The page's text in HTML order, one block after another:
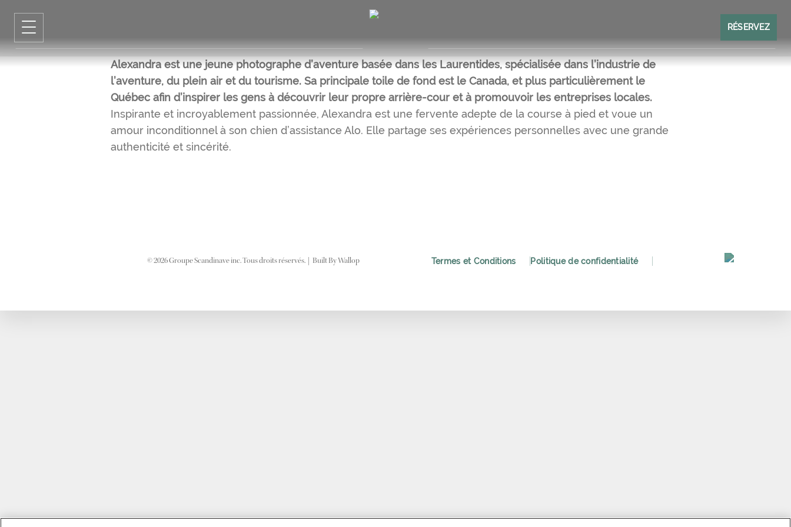
RÉSERVEZ
Alexandra est une jeune photographe d’aventure basée dans les Laurentides, spécialisée dans l’industrie de
l’aventure, du plein air et du tourisme. Sa principale toile de fond est le Canada, et plus particulièrement le
Québec afin d’inspirer les gens à découvrir leur propre arrière-cour et à promouvoir les entreprises locales.
Inspirante et incroyablement passionnée, Alexandra est une fervente adepte de la course à pied et voue un
amour inconditionnel à son chien d’assistance Alo. Elle partage ses expériences personnelles avec une grande
authenticité et sincérité.
©2026Groupe Scandinave inc. Tous droits réservés. Built By Wallop Termes et Conditions Politique de confidentialité